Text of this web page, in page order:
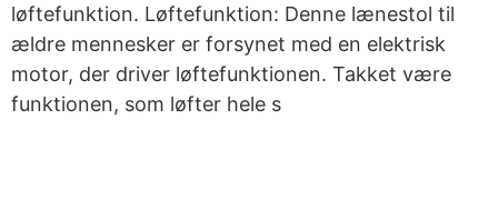
løftefunktion. Løftefunktion: Denne lænestol til
ældre mennesker er forsynet med en elektrisk
motor, der driver løftefunktionen. Takket være
funktionen, som løfter hele s